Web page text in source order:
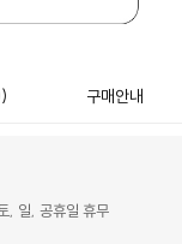
구매안내
일, 공휴일 휴무